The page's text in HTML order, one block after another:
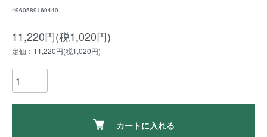
4960589160440
11,220円(税1,020円)
定価：11,220円(税1,020円)
カートに入れる